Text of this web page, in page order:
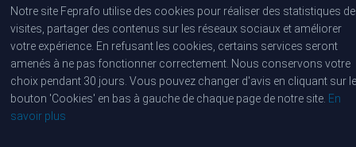
FAQ
Lexicon
Copyright © Federatie van eerstelijnspraktijken met forfaitaire
Notre site Feprafo utilise des cookies pour réaliser des statistiques de
visites, partager des contenus sur les réseaux sociaux et améliorer
votre expérience. En refusant les cookies, certains services seront
amenés à ne pas fonctionner correctement. Nous conservons votre
choix pendant 30 jours. Vous pouvez changer d'avis en cliquant sur
bouton 'Cookies' en bas à gauche de chaque page de notre site. En
savoir plus